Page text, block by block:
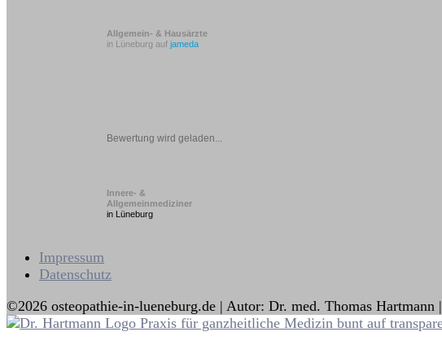
Allgemein- & Hausärzte
in Lüneburg auf jameda
Bewertung wird geladen...
Innere- &
Allgemeinmediziner
in Lüneburg
Impressum
Datenschutz
©2026 osteopathie-in-lueneburg.de | Autor: Dr. med. Thomas Hartmann |